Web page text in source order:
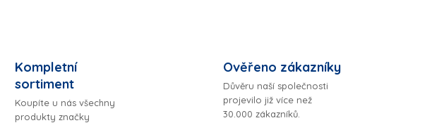
Kompletní
sortiment
Koupíte u nás všechny
produkty značky
Ověřeno zákazníky
Důvěru naší společnosti
projevilo již více než
30.000 zákazníků.